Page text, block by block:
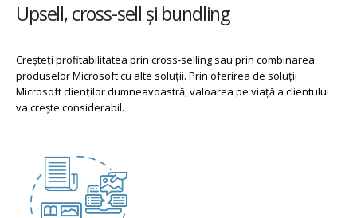
Upsell, cross-sell și bundling
Creșteți profitabilitatea prin cross-selling sau prin combinarea
produselor Microsoft cu alte soluții. Prin oferirea de soluții
Microsoft clienților dumneavoastră, valoarea pe viață a clientului
va crește considerabil.